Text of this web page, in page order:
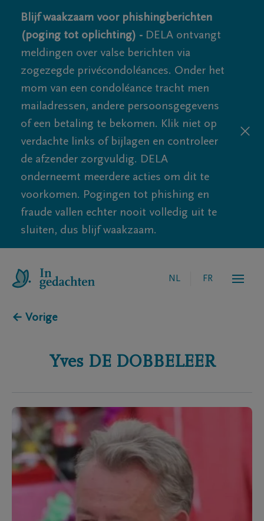
Blijf waakzaam voor phishingberichten
(poging tot oplichting) - DELA ontvangt
meldingen over valse berichten via
zogezegde privécondoléances. Onder het
mom van een condoléance tracht men
mailadressen, andere persoonsgegevens
of een betaling te bekomen. Klik niet op
verdachte links of bijlagen en controleer
de afzender zorgvuldig. DELA
onderneemt meerdere acties om dit te
voorkomen. Pogingen tot phishing en
fraude vallen echter nooit volledig uit te
sluiten, dus blijf waakzaam.
NL FR
← Vorige
Yves DE DOBBELEER